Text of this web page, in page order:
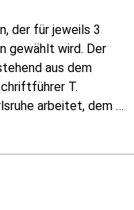
der für jeweils 3
gewählt wird. Der
aus dem
T.
arbeitet, dem …